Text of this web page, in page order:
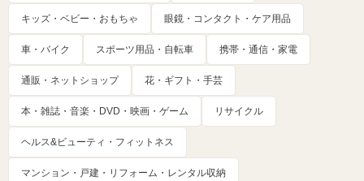
キッズ・ベビー・おもちゃ 眼鏡・コンタクト・ケア用品
車・バイク スポーツ用品・自転車 携帯・通信・家電
通販・ネットショップ 花・ギフト・手芸
本・雑誌・音楽・DVD・映画・ゲーム リサイクル
ヘルス&ビューティ・フィットネス
マンション・戸建・リフォーム・レンタル収納